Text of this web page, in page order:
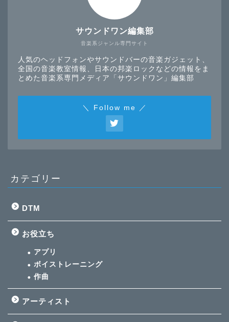
音楽系ジャンル専門サイト
サウンドワン編集部
人気のヘッドフォンやサウンドバーの音楽ガジェット、
全国の音楽教室情報、日本の邦楽ロックなどの情報をま
とめた音楽系専門メディア「サウンドワン」編集部
＼ Follow me ／
カテゴリー
DTM
お役立ち
アプリ
ボイストレーニング
作曲
アーティスト